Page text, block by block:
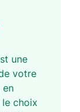
une
votre
en
le choix